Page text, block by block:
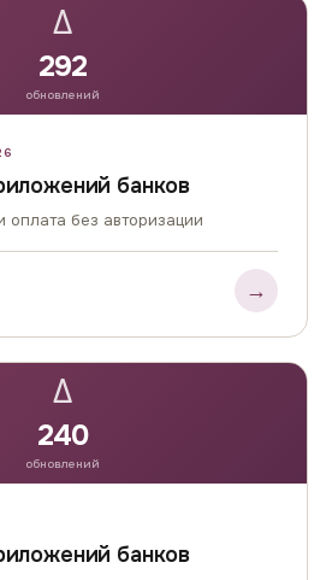
Δ
292
обновлений
банков
оплата без авторизации
→
Δ
240
обновлений
банков